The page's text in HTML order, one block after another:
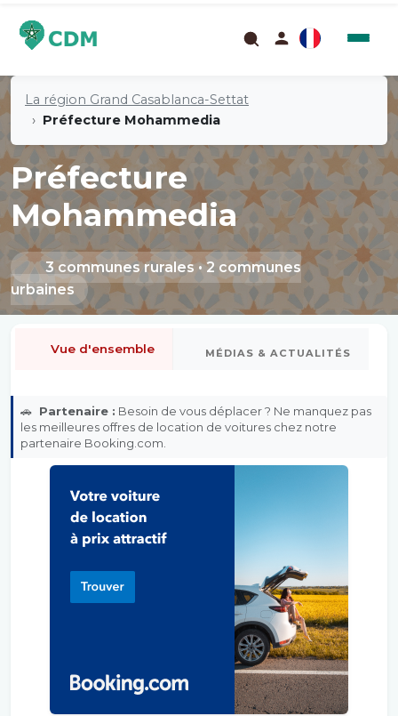
La région Grand Casablanca-Settat
Préfecture Mohammedia
Préfecture
Mohammedia
3 communes rurales • 2 communes
urbaines
Vue d'ensemble MÉDIAS & ACTUALITÉS
🚗 Partenaire : Besoin de vous déplacer ? Ne manquez pas
les meilleures offres de location de voitures chez notre
partenaire Booking.com.